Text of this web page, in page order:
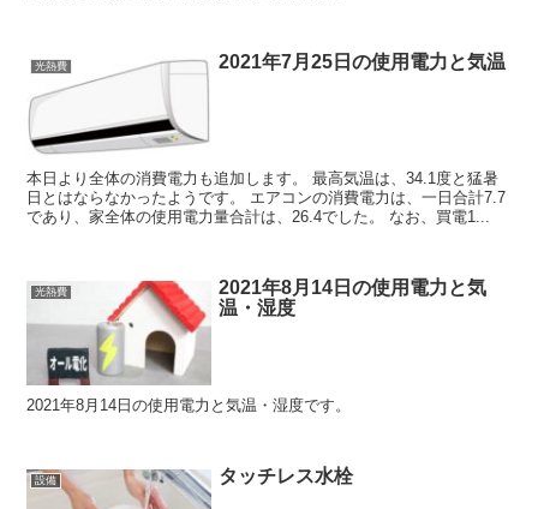
光熱費 2021年7月25日の使用電力と気温
本日より全体の消費電力も追加します。 最高気温は、34.1度と猛暑
日とはならなかったようです。 エアコンの消費電力は、一日合計7.7
であり、家全体の使用電力量合計は、26.4でした。 なお、買電1...
光熱費
2021年8月14日の使用電力と気
温・湿度
2021年8月14日の使用電力と気温・湿度です。
設備 タッチレス水栓